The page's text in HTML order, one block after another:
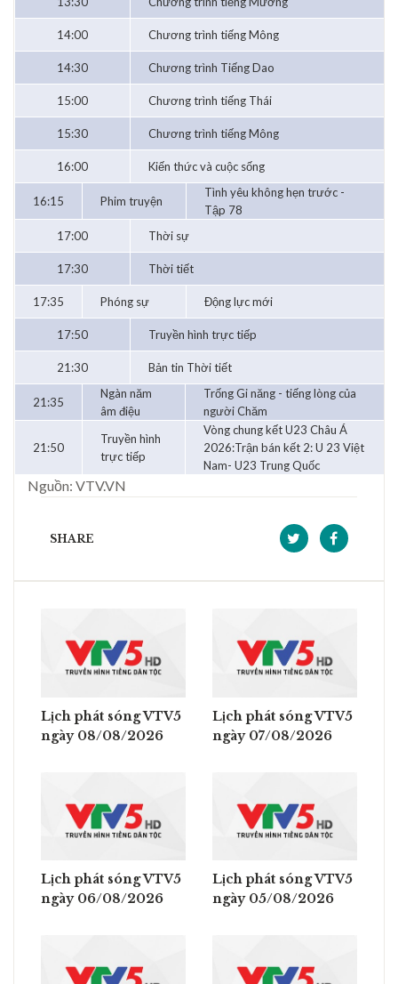
14:00 Chương trình tiếng Mông
14:30 Chương trình Tiếng Dao
15:00 Chương trình tiếng Thái
15:30 Chương trình tiếng Mông
16:00 Kiến thức và cuộc sống
16:15 Phim truyện
Tình yêu không hẹn trước -
Tập 78
17:00
Thời sự
17:30 Thời tiết
17:35 Phóng sự Động lực mới
17:50 Truyền hình trực tiếp
21:30 Bản tin Thời tiết
21:35
Ngàn năm
âm điệu
Trống Gi năng - tiếng lòng của
người Chăm
21:50
Truyền hình
trực tiếp
Vòng chung kết U23 Châu Á
2026:Trận bán kết 2: U 23 Việt
Nam- U23 Trung Quốc
Nguồn: VTV.VN
SHARE
Lịch phát sóng VTV5
ngày 08/08/2026
Lịch phát sóng VTV5
ngày 07/08/2026
Lịch phát sóng VTV5
ngày 06/08/2026
Lịch phát sóng VTV5
ngày 05/08/2026